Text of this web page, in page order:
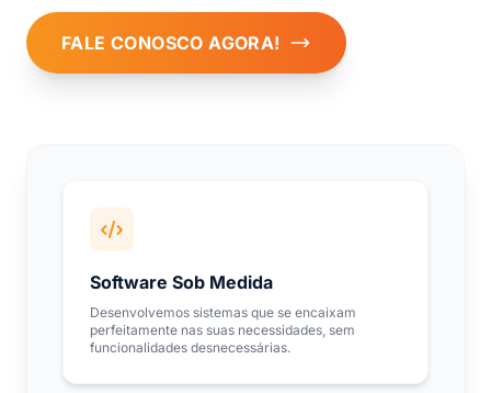
FALE CONOSCO AGORA!
Software Sob Medida
Desenvolvemos sistemas que se encaixam
perfeitamente nas suas necessidades, sem
funcionalidades desnecessárias.